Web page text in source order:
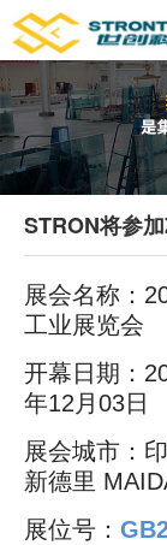
STRON将参
展会名称：
工业展览会
开幕日期：
年12月03日
展会城市：
新德里
展位号：